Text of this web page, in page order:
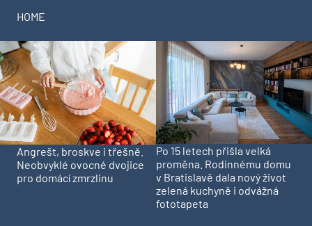
HOME
Angrešt, broskve i třešně.
Neobvyklé ovocné dvojice
pro domácí zmrzlinu
Po 15 letech přišla velká
proměna. Rodinnému domu
v Bratislavě dala nový život
zelená kuchyně i odvážná
fototapeta